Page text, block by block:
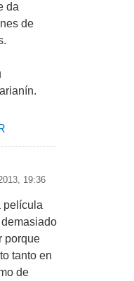
da
de
19:36
película
porque
tanto en
de